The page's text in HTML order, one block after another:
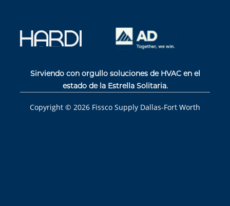
Sirviendo con orgullo soluciones de HVAC en el
estado de la Estrella Solitaria.
Copyright © 2026 Fissco Supply Dallas-Fort Worth